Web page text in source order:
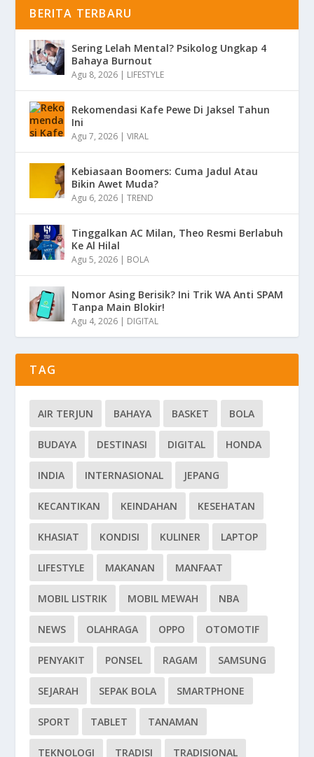
BERITA TERBARU
Sering Lelah Mental? Psikolog Ungkap 4
Bahaya Burnout
Agu 8, 2026 | LIFESTYLE
Rekomendasi Kafe Pewe Di Jaksel Tahun
Ini
Agu 7, 2026 |VIRAL
Kebiasaan Boomers: Cuma Jadul Atau
Bikin Awet Muda?
Agu 6, 2026 |TREND
Tinggalkan AC Milan, Theo Resmi Berlabuh
Ke Al Hilal
Agu 5, 2026 | BOLA
Nomor Asing Berisik? Ini Trik WA Anti SPAM
Tanpa Main Blokir!
Agu 4, 2026 | DIGITAL
TAG
AIR TERJUN BAHAYA BASKET BOLA
BUDAYA DESTINASI DIGITAL HONDA
INDIA INTERNASIONAL JEPANG
KECANTIKAN KEINDAHAN KESEHATAN
KHASIAT KONDISI KULINER LAPTOP
LIFESTYLE MAKANAN MANFAAT
MOBIL LISTRIK MOBIL MEWAH NBA
NEWS OLAHRAGA OPPO OTOMOTIF
PENYAKIT PONSEL RAGAM SAMSUNG
SEJARAH SEPAK BOLA SMARTPHONE
SPORT TABLET TANAMAN
TEKNOLOGI TRADISI TRADISIONAL